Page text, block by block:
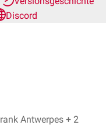
Discord
Dr. med. Ibrahim Güler, Dr. Frank Antwerpes + 2